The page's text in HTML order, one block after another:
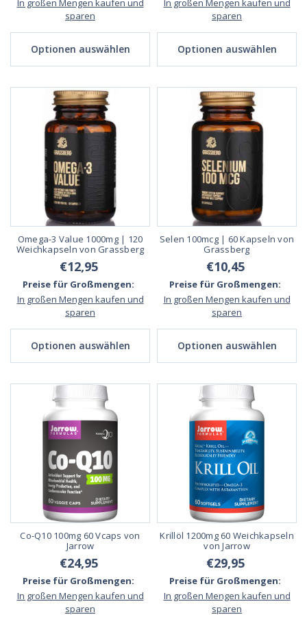
In großen Mengen kaufen und
sparen
Optionen auswählen
In großen Mengen kaufen und
sparen
Optionen auswählen
Omega-3 Value 1000mg | 120
Weichkapseln von Grassberg
€12,95
Preise für Großmengen:
In großen Mengen kaufen und
sparen
Optionen auswählen
Selen 100mcg | 60 Kapseln von
Grassberg
€10,45
Preise für Großmengen:
In großen Mengen kaufen und
sparen
Optionen auswählen
Co-Q10 100mg 60 Vcaps von
Jarrow
€24,95
Preise für Großmengen:
In großen Mengen kaufen und
sparen
Krillöl 1200mg 60 Weichkapseln
von Jarrow
€29,95
Preise für Großmengen:
In großen Mengen kaufen und
sparen